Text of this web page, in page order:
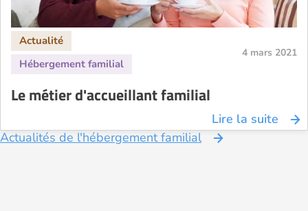
4 mars 2021
Le métier d'accueillant familial
Lire la suite
Actualités de l'hébergement familial